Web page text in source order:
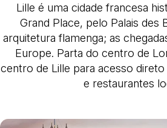
Lille é uma cidade francesa
Grand Place, pelo Palais des
arquitetura flamenga; as
Europe. Parta do centro de
centro de Lille para acesso
e restaurantes